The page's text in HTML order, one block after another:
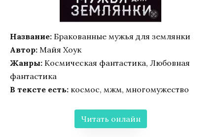
Название: Бракованные мужья для землянки
Автор: Майя Хоук
Жанры: Космическая фантастика, Любовная
фантастика
В тексте есть: космос, мжм, многомужество
Читать онлайн